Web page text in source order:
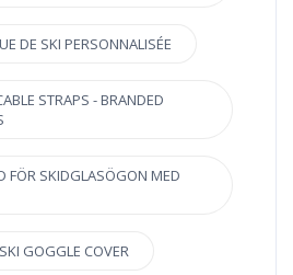
DE SKI PERSONNALISÉE
STRAPS - BRANDED
FÖR SKIDGLASÖGON MED
GOGGLE COVER